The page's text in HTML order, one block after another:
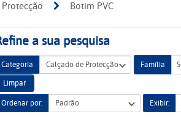
Botim PVC
a sua pesquisa
Categoria Família
Limpar
Ordenar por:
Exibir: